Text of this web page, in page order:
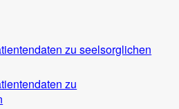
zu seelsorglichen
zu